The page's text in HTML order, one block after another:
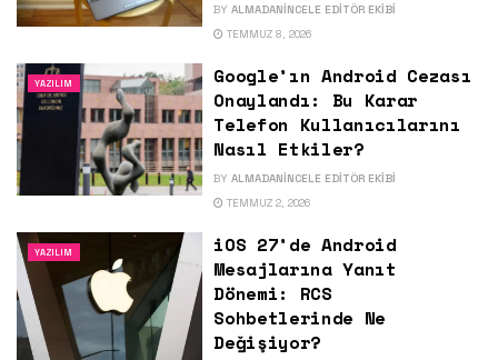
BY ALMADANINCELE EDITÖR EKIBI
TEMMUZ 8, 2026
YAZILIM
Google’ın Android Cezası
Onaylandı: Bu Karar
Telefon Kullanıcılarını
Nasıl Etkiler?
BY ALMADANINCELE EDITÖR EKIBI
TEMMUZ 2, 2026
YAZILIM
iOS 27’de Android
Mesajlarına Yanıt
Dönemi: RCS
Sohbetlerinde Ne
Değişiyor?